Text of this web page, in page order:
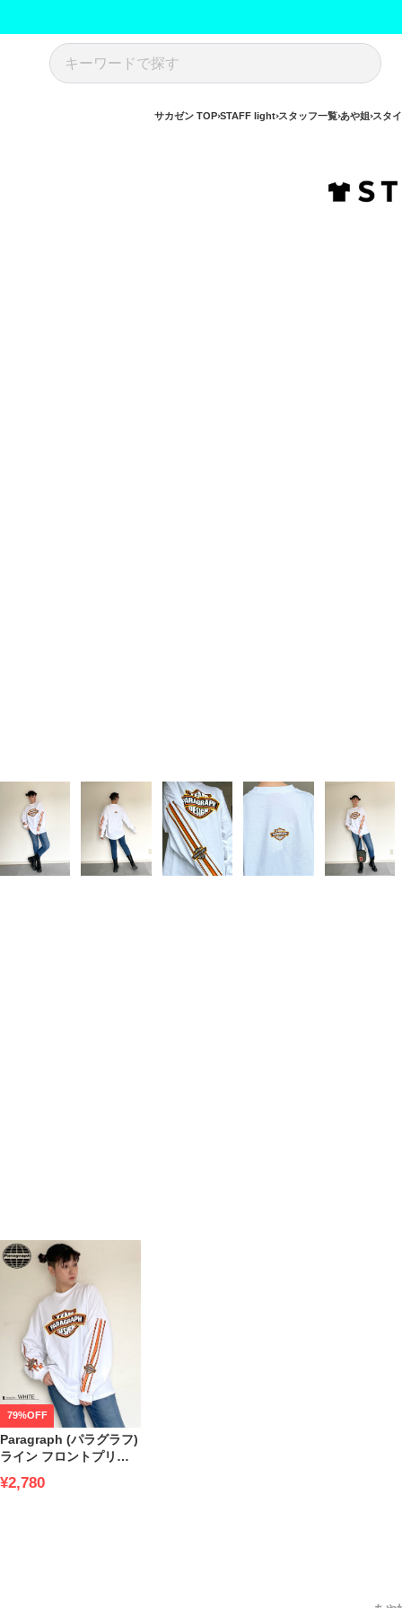
サカゼン TOP STAFF light スタッフ一覧 あや姐 スタ
79%OFF
Paragraph (パラグラフ)
ライン フロントプリン
シャツ Team Sleeve
¥2,780